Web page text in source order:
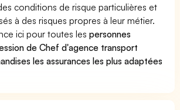
conditions de risque particulières et
à des risques propres à leur métier.
ici pour toutes lespersonnes
de Chef d'agence transport
les assurances les plus adaptées